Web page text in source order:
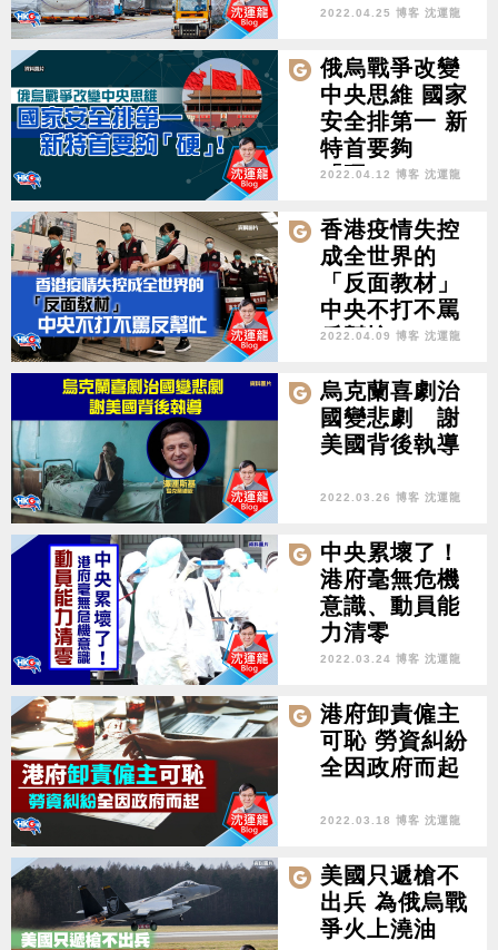
2022.04.25 博客 沈運龍
俄烏戰爭改變
中央思維 國家
安全排第一 新
特首要夠
「硬」！
2022.04.12 博客 沈運龍
香港疫情失控
成全世界的
「反面教材」
中央不打不罵
反幫忙
2022.04.09 博客 沈運龍
烏克蘭喜劇治
國變悲劇 謝
美國背後執導
2022.03.26 博客 沈運龍
中央累壞了！
港府毫無危機
意識、動員能
力清零
2022.03.24 博客 沈運龍
港府卸責僱主
可恥 勞資糾紛
全因政府而起
2022.03.18 博客 沈運龍
美國只遞槍不
出兵 為俄烏戰
爭火上澆油